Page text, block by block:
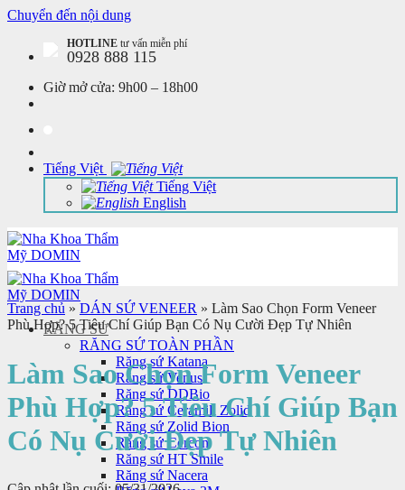
Chuyển đến nội dung
HOTLINE tư vấn miễn phí
0928 888 115
Giờ mở cửa: 9h00 – 18h00
Tiếng Việt
Tiếng Việt
English
RĂNG SỨ
RĂNG SỨ TOÀN PHẦN
Răng sứ Katana
Răng sứ Venus
Răng sứ DDBio
Răng sứ Ceramill Zolid
Răng sứ Zolid Bion
Răng sứ Cercon
Răng sứ HT Smile
Răng sứ Nacera
Trang chủ » DÁN SỨ VENEER » Làm Sao Chọn Form Veneer
Phù Hợp? 5 Tiêu Chí Giúp Bạn Có Nụ Cười Đẹp Tự Nhiên
Làm Sao Chọn Form Veneer
Phù Hợp? 5 Tiêu Chí Giúp Bạn
Có Nụ Cười Đẹp Tự Nhiên